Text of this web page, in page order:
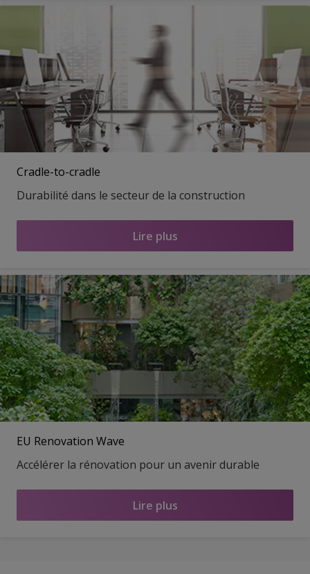
Cradle-to-cradle
Durabilité dans le secteur de la construction
Lire plus
EU Renovation Wave
Accélérer la rénovation pour un avenir durable
Lire plus